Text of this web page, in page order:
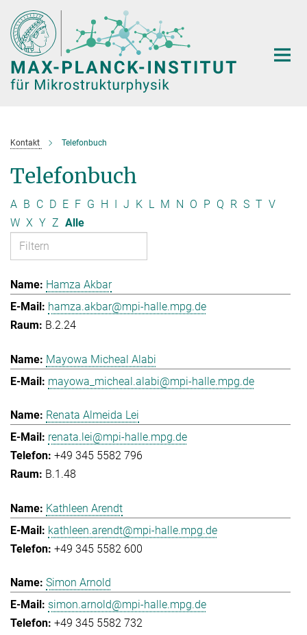
Hauptinhalt
Kontakt Telefonbuch
Telefonbuch
A B C D E F G H I J K L M N O P Q R S T V
W X Y Z Alle
Hamza Akbar
hamza.akbar@mpi-halle.mpg.de
B.2.24
Mayowa Micheal Alabi
mayowa_micheal.alabi@mpi-halle.mpg.de
Renata Almeida Lei
renata.lei@mpi-halle.mpg.de
+49 345 5582 796
B.1.48
Kathleen Arendt
kathleen.arendt@mpi-halle.mpg.de
+49 345 5582 600
Simon Arnold
simon.arnold@mpi-halle.mpg.de
+49 345 5582 732